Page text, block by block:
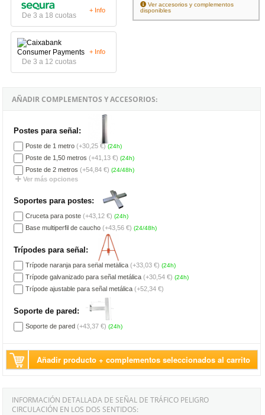
De 3 a 18 cuotas
+ Info
De 3 a 12 cuotas
+ Info
Ver accesorios y complementos
disponibles
AÑADIR COMPLEMENTOS Y ACCESORIOS:
Postes para señal:
Poste de 1 metro (+30,25 €) (24h)
Poste de 1,50 metros (+41,13 €) (24h)
Poste de 2 metros (+54,84 €) (24/48h)
Ver más opciones
Soportes para postes:
Cruceta para poste (+43,12 €) (24h)
Base multiperfil de caucho (+43,56 €) (24/48h)
Trípodes para señal:
Trípode naranja para señal metálica (+33,03 €) (24h)
Trípode galvanizado para señal metálica (+30,54 €) (24h)
Trípode ajustable para señal metálica (+52,34 €)
Soporte de pared:
Soporte de pared (+43,37 €) (24h)
Añadir producto + complementos seleccionados al carrito
INFORMACIÓN DETALLADA DE SEÑAL DE TRÁFICO PELIGRO
CIRCULACIÓN EN LOS DOS SENTIDOS: